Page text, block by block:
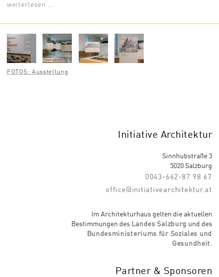
weiterlesen …
FOTOS: Ausstellung
Initiative Architektur
Sinnhubstraße 3
5020 Salzburg
0043-662-87 98 67
office@initiativearchitektur.at
Im Architekturhaus gelten die aktuellen
Bestimmungen des Landes Salzburg und des
Bundesministeriums für Soziales und
Gesundheit
Partner & Sponsoren